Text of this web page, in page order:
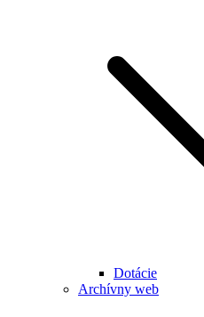
Dotácie
Archívny web